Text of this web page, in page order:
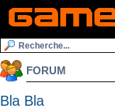
FORUM
Bla Bla